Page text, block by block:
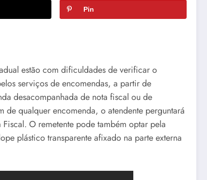
Pin
estão com dificuldades de verificar o
serviços de encomendas, a partir de
desacompanhada de nota fiscal ou de
qualquer encomenda, o atendente perguntará
O remetente pode também optar pela
plástico transparente afixado na parte externa